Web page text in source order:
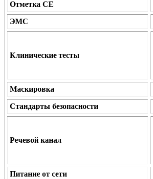
Отметка СЕ
ЭМС
Клинические тесты
Маскировка
Стандарты безопасности
Речевой канал
Питание от сети